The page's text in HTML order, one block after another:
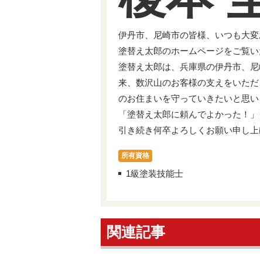
伊丹市、尼崎市の皆様、いつも大
塗替え太郎のホームページをご覧
塗替え太郎は、兵庫県の伊丹市、
来、数沢山のお客様の支えをいた
のお住まいを守っていきたいと思い
「塗替え太郎に頼んでよかった！
引き続き何卒よろしくお願い申し上
所有資格
1級塗装技能士
関連記事